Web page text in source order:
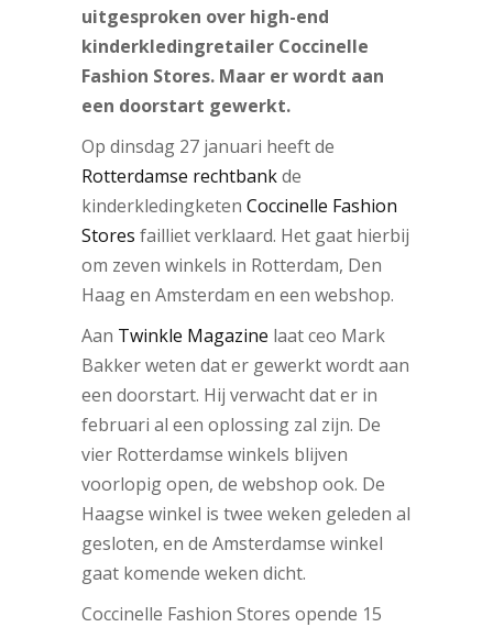
uitgesproken over high-end
kinderkledingretailer Coccinelle
Fashion Stores. Maar er wordt aan
een doorstart gewerkt.
Op dinsdag 27 januari heeft de
Rotterdamse rechtbankde
kinderkledingketen Coccinelle Fashion
Stores failliet verklaard. Het gaat hierbij
om zeven winkels in Rotterdam, Den
Haag en Amsterdam en een webshop.
Aan Twinkle Magazine laat ceo Mark
Bakker weten dat er gewerkt wordt aan
een doorstart. Hij verwacht dat er in
februari al een oplossing zal zijn. De
vier Rotterdamse winkels blijven
voorlopig open, de webshop ook. De
Haagse winkel is twee weken geleden al
gesloten, en de Amsterdamse winkel
gaat komende weken dicht.
Coccinelle Fashion Stores opende 15